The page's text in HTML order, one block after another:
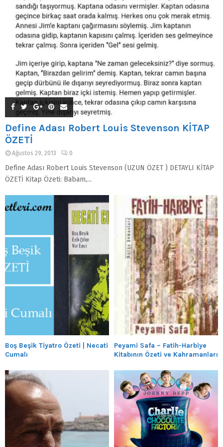
Define Adası Robert Louis Stevenson KİTAP
ÖZETİ
Ağustos 29, 2013 0
Define Adası Robert Louis Stevenson (UZUN ÖZET ) DETAYLI KİTAP
ÖZETİ Kitap Özeti: Babam,...
Boş Beşik Tiyatro Özeti | Necati
Cumalı
Peyami Safa – Fatih-Harbiye
Kitabının Özeti ve Kahramanları